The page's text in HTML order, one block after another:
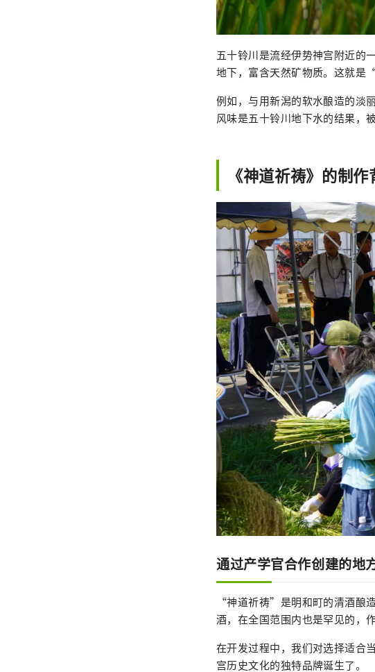
五十铃川是流经伊势神宫附近的
地下，富含天然矿物质。这就是
例如，与用新潟的软水酿造的淡
风味是五十铃川地下水的结果，
《神道祈祷》的制
通过产学官合作创建的地
“神道祈祷”是明和町的清酒酿
酒，在全国范围内也是罕见的，
在开发过程中，我们对选择适合
宫历史文化的独特品牌诞生了。